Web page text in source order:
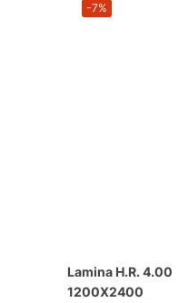
-7%
Lamina H.R. 4.00
1200X2400